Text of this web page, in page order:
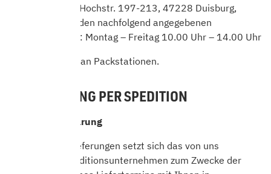
Kachelofenbau, Hochstr. 197-213, 47228 Duisburg,
Deutschland zu den nachfolgend angegebenen
Geschäftszeiten: Montag – Freitag 10.00 Uhr – 14.00 Uhr
Wir liefern nicht an Packstationen.
6.2 LIEFERUNG PER SPEDITION
Terminvereinbarung
Bei Speditionslieferungen setzt sich das von uns
beauftragte Speditionsunternehmen zum Zwecke der